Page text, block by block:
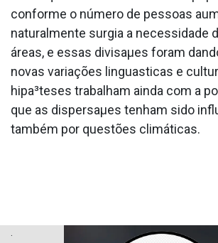
conforme o número de pessoas
naturalmente surgia a necessidade
áreas, e essas divisaµes foram
novas variações lingua­sticas e
hipa³teses trabalham ainda com a
que as dispersaµes tenham sido
também por questões climáticas.
.